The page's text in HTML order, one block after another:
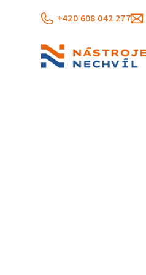
+420 608 042 277